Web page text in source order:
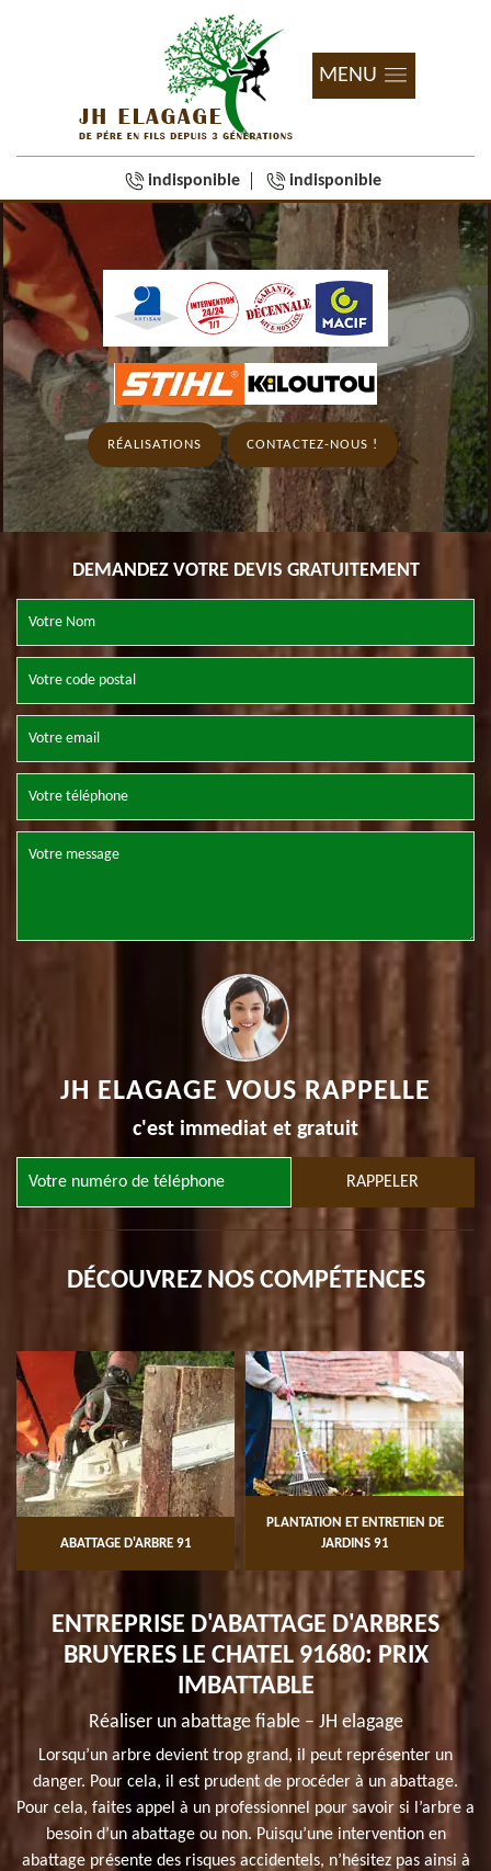
MENU
indisponible indisponible
RÉALISATIONS CONTACTEZ-NOUS !
DEMANDEZ VOTRE DEVIS GRATUITEMENT
JH ELAGAGE VOUS RAPPELLE
c'est immediat et gratuit
DÉCOUVREZ NOS COMPÉTENCES
ABATTAGE D'ARBRE 91
PLANTATION ET ENTRETIEN DE
JARDINS 91
ENTREPRISE D'ABATTAGE D'ARBRES
BRUYERES LE CHATEL 91680: PRIX
IMBATTABLE
Réaliser un abattage fiable – JH elagage
Lorsqu’un arbre devient trop grand, il peut représenter un
danger. Pour cela, il est prudent de procéder à un abattage.
Pour cela, faites appel à un professionnel pour savoir si l’arbre a
besoin d’un abattage ou non. Puisqu’une intervention en
abattage présente des risques accidentels, n’hésitez pas ainsi à